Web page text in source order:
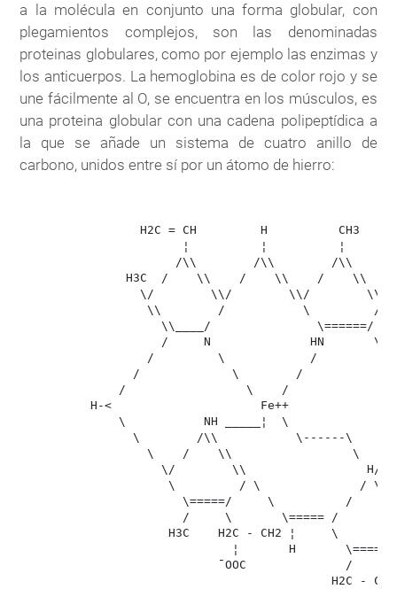
a la molécula en conjunto una forma globular, con
plegamientos complejos, son las denominadas
proteinas globulares, como por ejemplo las enzimas y
los anticuerpos. La hemoglobina es de color rojo y se
une fácilmente al O, se encuentra en los músculos, es
una proteina globular con una cadena polipeptídica a
la que se añade un sistema de cuatro anillo de
carbono, unidos entre sí por un átomo de hierro:
                 H2C = CH         H          CH3
¦          ¦          ¦
/\\        /\\        /\\
H3C  /    \\    /    \\    /    \\
                 \/        \\/        \\/        \\/
                  \\        /           \         /
                    \\____/               \======/
/     N              HN
                  /         \            /          \
/             \        /
/                 \    /
H-<                     Fe++
\           NH _____¦  \
\        /\\           \------\
                  \    /    \\                 \   //
                    \/        \\                 H/
                     \         / \              / \
\=====/     \
/     \       \===== /
H3C    H2C - CH2 ¦     \
                              ¦       H       \=====/
                            ¯OOC              /     \
H2C -